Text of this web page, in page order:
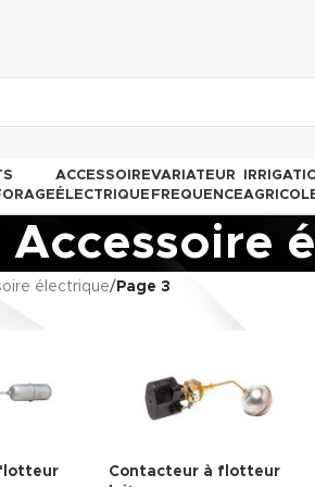
ACCESSOIRE
ÉLECTRIQUE
VARIATEUR
FREQUENCE
Accessoire
électrique/ Page 3
Contacteur à flotteur